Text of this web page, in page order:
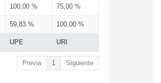
UPE URI
100,00 % 75,00 %
59,83 % 100,00 %
Previa 1 Siguiente